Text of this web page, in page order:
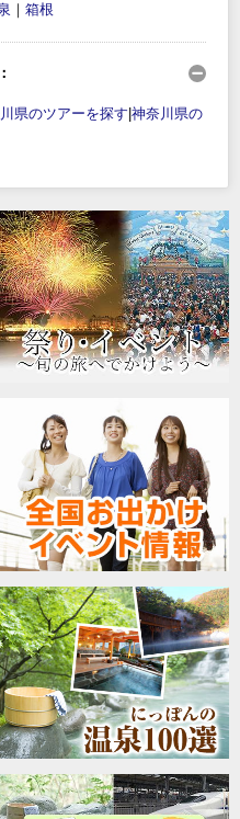
｜ 箱根
県のツアーを探す 神奈川県の